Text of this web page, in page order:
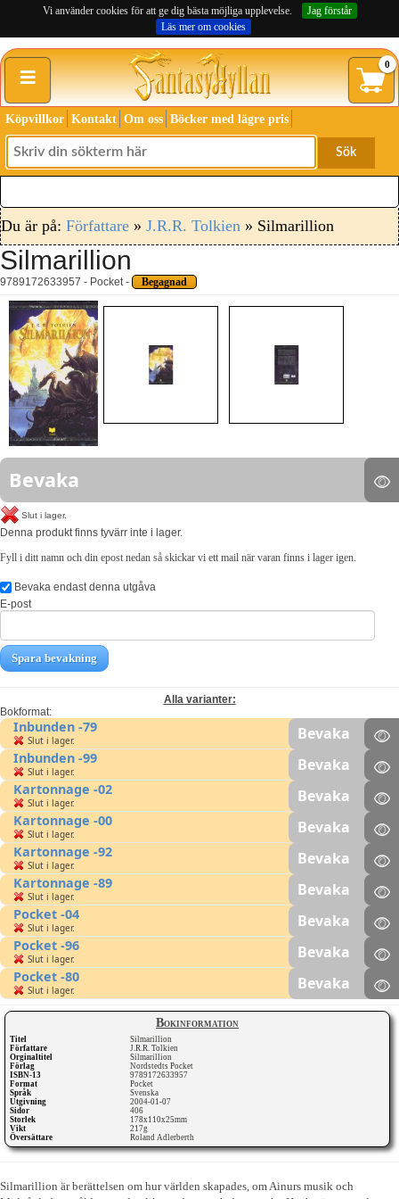
Vi använder cookies för att ge dig bästa möjliga upplevelse.
Jag förstår
Läs mer om cookies
≡ 0
Köpvillkor Kontakt Om oss Böcker med lägre pris
Sök
Du är på: Författare » J.R.R. Tolkien » Silmarillion
Silmarillion
9789172633957 - Pocket - Begagnad
Bokinformation
Titel
Silmarillion
Författare
J.R.R. Tolkien
Orginaltitel
Silmarillion
Förlag
Nordstedts Pocket
ISBN-13
9789172633957
Format
Pocket
Språk
Svenska
Utgivning
2004-01-07
Sidor
406
Storlek
178x110x25mm
Vikt
217g
Översättare
Roland Adlerberth
Bevaka
Slut i lager.
Denna produkt finns tyvärr inte i lager.
Fyll i ditt namn och din epost nedan så skickar vi ett mail när varan finns i lager igen.
Bevaka endast denna utgåva
E-post
Spara bevakning
Alla varianter:
Bokformat:
Inbunden -79
Slut i lager. Bevaka
Inbunden -99
Slut i lager. Bevaka
Kartonnage -02
Slut i lager. Bevaka
Kartonnage -00
Slut i lager. Bevaka
Kartonnage -92
Slut i lager. Bevaka
Kartonnage -89
Slut i lager. Bevaka
Pocket -04
Slut i lager. Bevaka
Pocket -96
Slut i lager. Bevaka
Pocket -80
Slut i lager. Bevaka
Silmarillion är berättelsen om hur världen skapades, om Ainurs musik och